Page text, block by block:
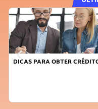
DICAS PARA OBTER